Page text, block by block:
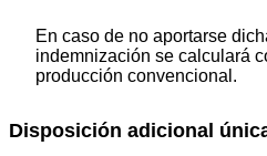
En caso de no aportarse
indemnización se calculará
producción convencional.
Disposición adicional